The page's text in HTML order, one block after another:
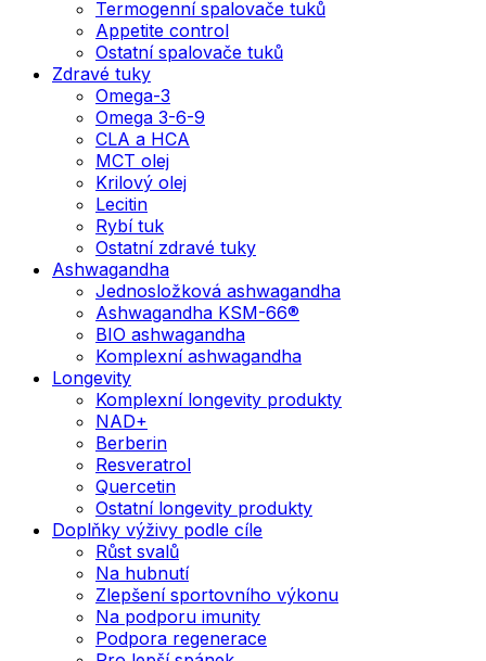
Termogenní spalovače tuků
Appetite control
Ostatní spalovače tuků
Zdravé tuky
Omega-3
Omega 3-6-9
CLA a HCA
MCT olej
Krilový olej
Lecitin
Rybí tuk
Ostatní zdravé tuky
Ashwagandha
Jednosložková ashwagandha
Ashwagandha KSM-66®
BIO ashwagandha
Komplexní ashwagandha
Longevity
Komplexní longevity produkty
NAD+
Berberin
Resveratrol
Quercetin
Ostatní longevity produkty
Doplňky výživy podle cíle
Růst svalů
Na hubnutí
Zlepšení sportovního výkonu
Na podporu imunity
Podpora regenerace